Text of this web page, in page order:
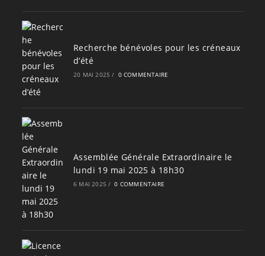
Recherche bénévoles pour les créneaux
d’été
20 MAI 2025 / 0 COMMENTAIRE
Assemblée Générale Extraordinaire le
lundi 19 mai 2025 à 18h30
6 MAI 2025 / 0 COMMENTAIRE